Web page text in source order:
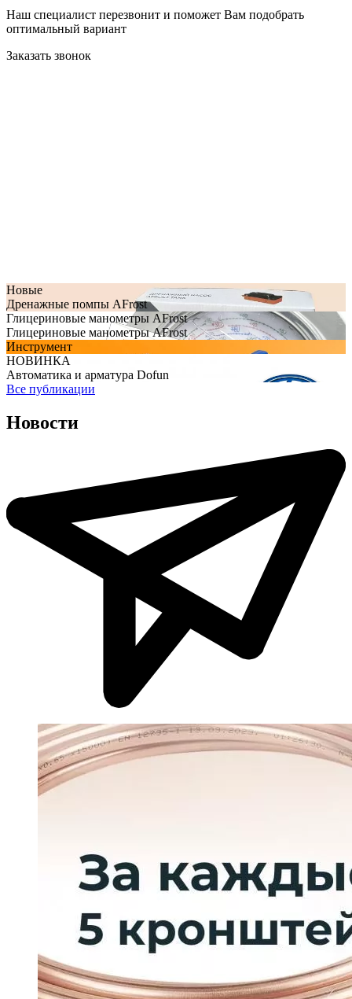
Наш специалист перезвонит и поможет Вам подобрать
оптимальный вариант
Заказать звонок
Новые
Дренажные помпы AFrost
Глицериновые манометры AFrost
Глицериновые манометры AFrost
Инструмент
НОВИНКА
Автоматика и арматура Dofun
Все публикации
Новости